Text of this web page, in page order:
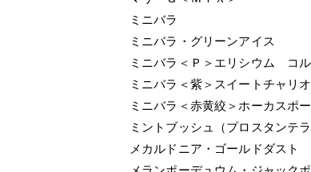
ミニバラ
ミニバラ・グリーンアイス
ミニバラ＜Ｐ＞エリシウム コ
ミニバラ＜紫＞スイートチャリ
ミニバラ＜赤黄絞＞ホーカスポ
ミントブッシュ（プロスタンテラ
メカルドニア・ゴールドダスト